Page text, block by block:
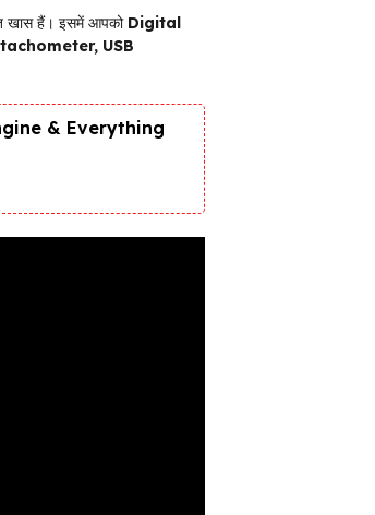
खास हैं। इसमें आपको Digital
USB
& Everything